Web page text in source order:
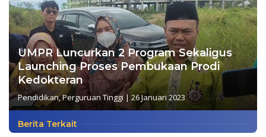
UMPR Luncurkan 2 Program Sekaligus
Launching Proses Pembukaan Prodi
Kedokteran
Pendidikan,Perguruan Tinggi | 26 Januari 2023
Berita Terkait